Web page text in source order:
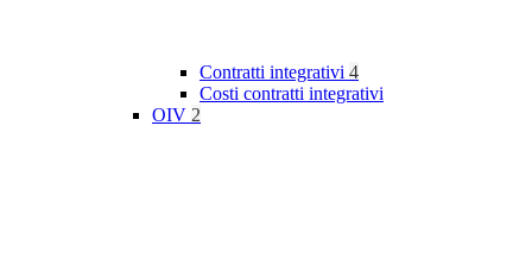
Contratti integrativi 4
Costi contratti integrativi
OIV 2